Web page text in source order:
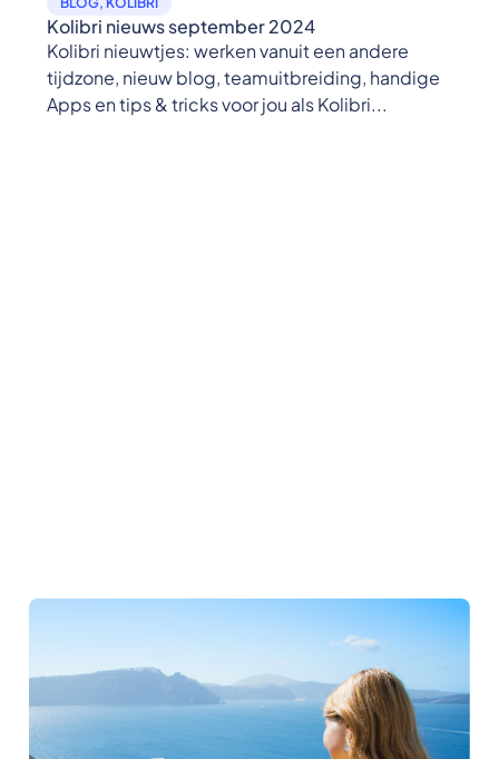
Kolibri nieuws september 2024
Kolibri nieuwtjes: werken vanuit een andere
tijdzone, nieuw blog, teamuitbreiding, handige
Apps en tips & tricks voor jou als Kolibri...